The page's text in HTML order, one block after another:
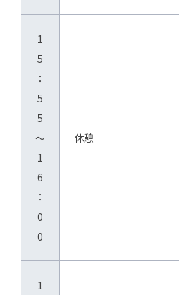
1
5
：
5
5
～
1
6
：
0
0
休憩
1